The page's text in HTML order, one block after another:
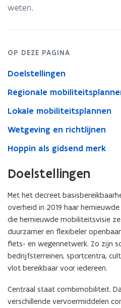
weten.
OP DEZE PAGINA
Doelstellingen
Regionale
Lokale mobiliteitsplannen
Wetgeving en richtlijnen
Hoppin als gidsend merk
Doelstellingen
Met het decreet
overheid in 2019 haar
die hernieuwde mobiliteitsvisie
duurzamer en flexibeler
fiets- en wegennetwerk. Zo zijn
bedrijfsterreinen, sportcentra,
vlot bereikbaar voor iedereen.
Centraal staat combimobiliteit.
verschillende vervoermiddelen